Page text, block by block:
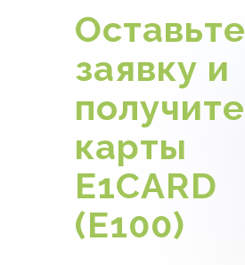
Оставьте
заявку и
получите
карты
E1CARD
(Е100)